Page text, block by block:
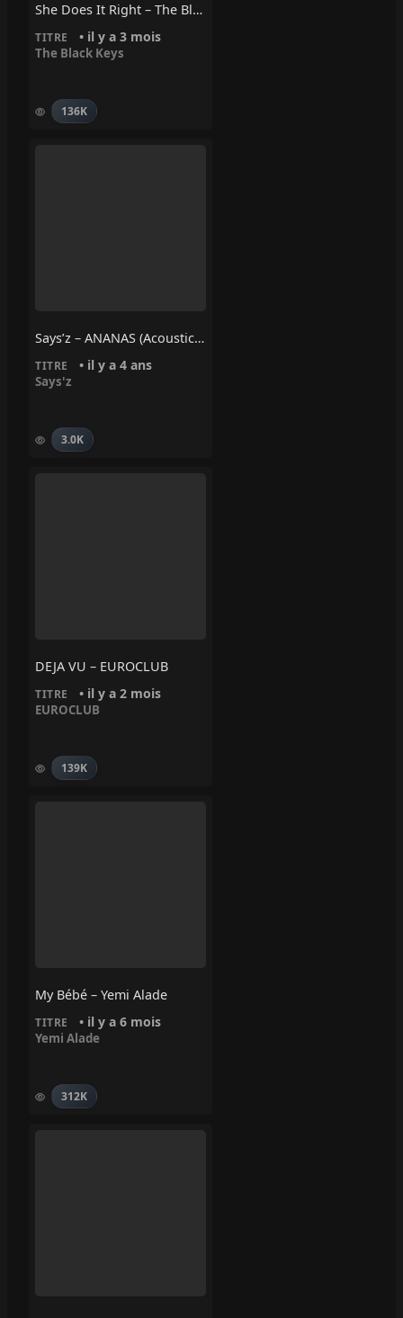
She Does It Right – The Black Keys
TITRE • il y a 3 mois
The Black Keys
136K
Says’z – ANANAS (Acoustic Version)
TITRE • il y a 4 ans
Says'z
3.0K
DEJA VU – EUROCLUB
TITRE • il y a 2 mois
EUROCLUB
139K
My Bébé – Yemi Alade
TITRE • il y a 6 mois
Yemi Alade
312K